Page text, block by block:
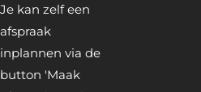
Je kan zelf een
afspraak
inplannen via de
button 'Maak